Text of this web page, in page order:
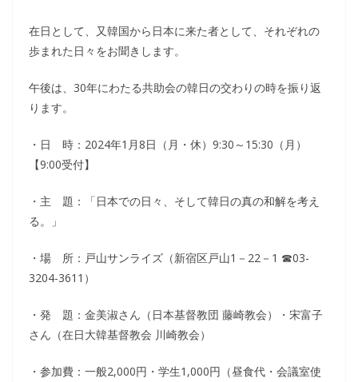
在日として、又韓国から日本に来た者として、それぞれの
歩まれた日々をお聞きします。
午後は、30年にわたる共助会の韓日の交わりの時を振り返
ります。
・日 時：2024年1月8日（月・休）9:30～15:30（月）
【9:00受付】
・主 題：「日本での日々、そして韓日の真の和解を考え
る。」
・場 所：戸山サンライズ（新宿区戸山1－22－1 ☎03-
3204-3611）
・発 題：金美淑さん（日本基督教団 藤崎教会）・宋富子
さん（在日大韓基督教会 川崎教会）
・参加費：一般2,000円・学生1,000円（昼食代・会議室使